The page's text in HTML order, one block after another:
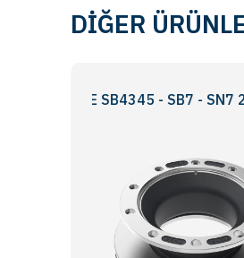
DİĞER
SB4345 - SB7 - SN7 290 LIK DAR
SKH SERİ -